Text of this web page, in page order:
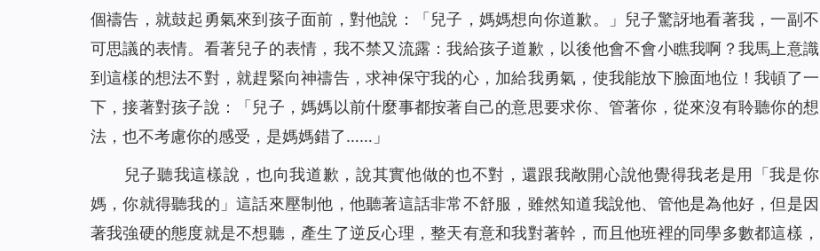
個禱告，就鼓起勇氣來到孩子面前，對他說：「兒子，媽媽想向你道歉。」兒子驚訝地看著我，一副不
可思議的表情。看著兒子的表情，我不禁又流露：我給孩子道歉，以後他會不會小瞧我啊？我馬上意識
到這樣的想法不對，就趕緊向神禱告，求神保守我的心，加給我勇氣，使我能放下臉面地位！我頓了一
下，接著對孩子說：「兒子，媽媽以前什麼事都按著自己的意思要求你、管著你，從來沒有聆聽你的想
法，也不考慮你的感受，是媽媽錯了……」
兒子聽我這樣說，也向我道歉，說其實他做的也不對，還跟我敞開心說他覺得我老是用「我是你
媽，你就得聽我的」這話來壓制他，他聽著這話非常不舒服，雖然知道我說他、管他是為他好，但是因
著我強硬的態度就是不想聽，產生了逆反心理，整天有意和我對著幹，而且他班裡的同學多數都這樣，